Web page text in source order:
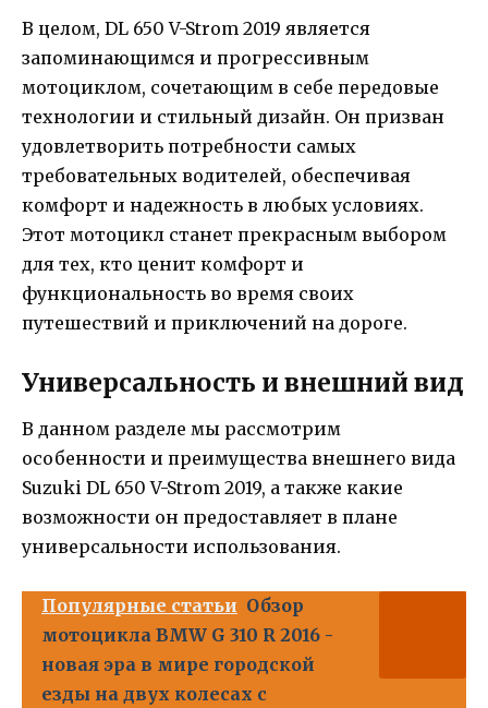
В целом, DL 650 V-Strom 2019 является
запоминающимся и прогрессивным
мотоциклом, сочетающим в себе передовые
технологии и стильный дизайн. Он призван
удовлетворить потребности самых
требовательных водителей, обеспечивая
комфорт и надежность в любых условиях.
Этот мотоцикл станет прекрасным выбором
для тех, кто ценит комфорт и
функциональность во время своих
путешествий и приключений на дороге.
Универсальность и внешний вид
В данном разделе мы рассмотрим
особенности и преимущества внешнего вида
Suzuki DL 650 V-Strom 2019, а также какие
возможности он предоставляет в плане
универсальности использования.
Популярные статьи Обзор
мотоцикла BMW G 310 R 2016 -
новая эра в мире городской
езды на двух колесах с